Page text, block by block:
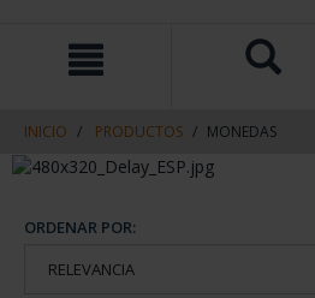
contenido
navegacin
INICIO PRODUCTOS MONEDAS
ORDENAR POR: